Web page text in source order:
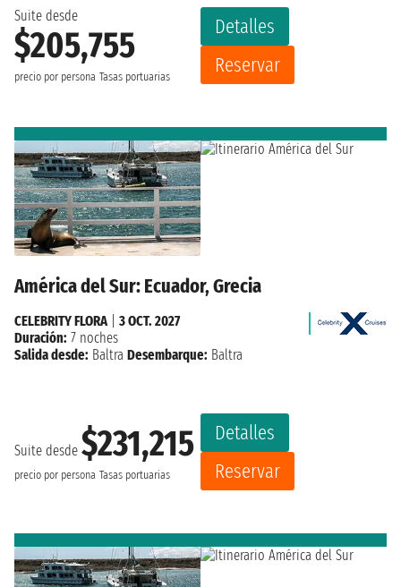
Suite desde
$205,755
precio por persona Tasas portuarias
Detalles
Reservar
América del Sur: Ecuador, Grecia
Suite desde $231,215
precio por persona Tasas portuarias
Detalles
Reservar
CELEBRITY FLORA| 3 OCT. 2027
Duración: 7 noches
Salida desde: Baltra Desembarque: Baltra